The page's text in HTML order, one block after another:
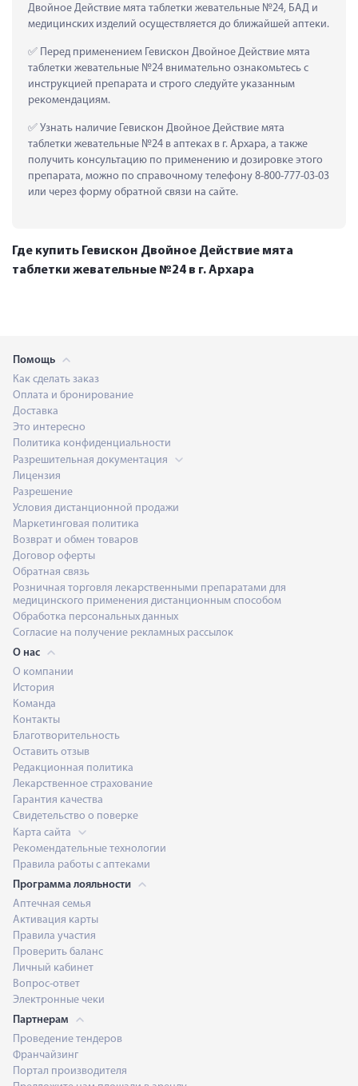
Двойное Действие мята таблетки жевательные №24, БАД и
медицинских изделий осуществляется до ближайшей аптеки.
Перед применением Гевискон Двойное Действие мята
таблетки жевательные №24 внимательно ознакомьтесь с
инструкцией препарата и строго следуйте указанным
рекомендациям.
Узнать наличие Гевискон Двойное Действие мята
таблетки жевательные №24 в аптеках в г. Архара, а также
получить консультацию по применению и дозировке этого
препарата, можно по справочному телефону 8-800-777-03-03
или через форму обратной связи на сайте.
Где купить Гевискон Двойное Действие мята
таблетки жевательные №24 в г. Архара
Помощь
Как сделать заказ
Оплата и бронирование
Доставка
Это интересно
Политика конфиденциальности
Разрешительная документация
Лицензия
Разрешение
Условия дистанционной продажи
Маркетинговая политика
Возврат и обмен товаров
Договор оферты
Обратная связь
Розничная торговля лекарственными препаратами для
медицинского применения дистанционным способом
Обработка персональных данных
Согласие на получение рекламных рассылок
О нас
О компании
История
Команда
Контакты
Благотворительность
Оставить отзыв
Редакционная политика
Лекарственное страхование
Гарантия качества
Свидетельство о поверке
Карта сайта
Рекомендательные технологии
Правила работы с аптеками
Программа лояльности
Аптечная семья
Активация карты
Правила участия
Проверить баланс
Личный кабинет
Вопрос-ответ
Электронные чеки
Партнерам
Проведение тендеров
Франчайзинг
Портал производителя